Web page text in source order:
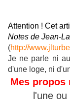
Attention ! Cet
Notes de Jean-
(http://
Je ne parle ni
d'une loge, ni
Mes propos
l'une